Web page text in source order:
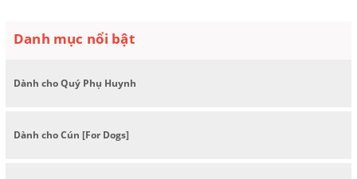
Danh mục nổi bật
Dành cho Quý Phụ Huynh
Dành cho Cún [For Dogs]